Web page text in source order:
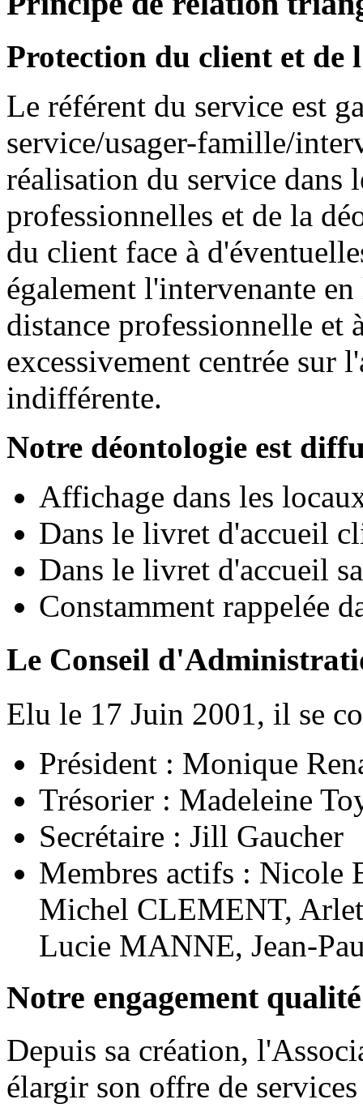
Protection du client et de
Le référent du service est
service/usager-famille/
réalisation du service dans
professionnelles et de la
du client face à
également l'intervenante
distance professionnelle et
excessivement centrée
indifférente.
Notre déontologie est
Affichage dans les
Dans le livret d'accueil
Dans le livret d'accueil
Constamment rappelée
Le Conseil
Elu le 17 Juin 2001, il se
Président : Monique
Trésorier : Madeleine
Secrétaire : Jill Gaucher
Membres actifs : Nicole
Michel CLEMENT,
Lucie MANNE, Jean-
Notre engagement qualité
Depuis sa création,
élargir son offre de